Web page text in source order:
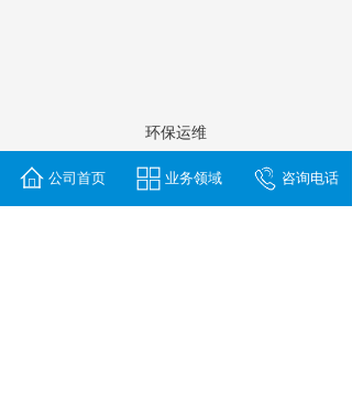
环保运维
公司首页 业务领域 咨询电话